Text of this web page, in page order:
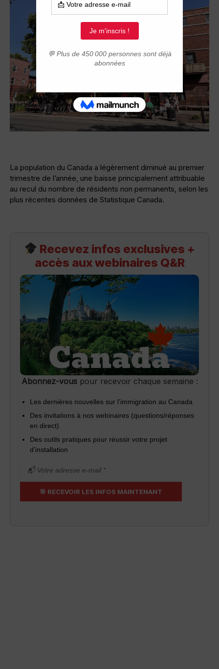
La population du Canada a légèrement diminué au premier
trimestre de l’année, une baisse principalement attribuable
au recul du nombre de résidents non permanents, selon les
plus récentes données de Statistique Canada.
Recevez infos exclusives +
accès aux webinaires Q&R
Abonnez-vouspour recevoir chaque semaine :
Les dernières nouvelles sur l’immigration au Canada
Des invitations à nos webinaires (questions/réponses
en direct)
Des outils pratiques pour réussir votre projet
d’installation